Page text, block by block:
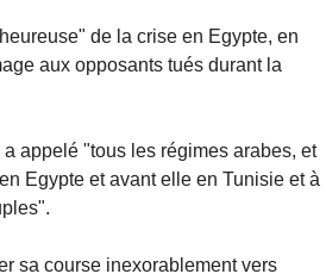
de la crise en Egypte, en
aux opposants tués durant la
appelé "tous les régimes arabes, et
Egypte et avant elle en Tunisie et à
sa course inexorablement vers